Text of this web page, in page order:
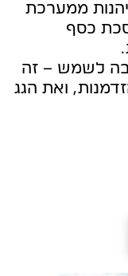
ממערכת
כסף
לשמש – זה
ואת הגג